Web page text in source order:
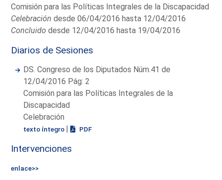
Comisión para las Políticas Integrales de la Discapacidad
Celebración desde 06/04/2016 hasta 12/04/2016
Concluido desde 12/04/2016 hasta 19/04/2016
Diarios de Sesiones
DS. Congreso de los Diputados Núm.41 de
12/04/2016 Pág: 2
Comisión para las Políticas Integrales de la
Discapacidad
Celebración
texto íntegro | PDF
Intervenciones
enlace>>